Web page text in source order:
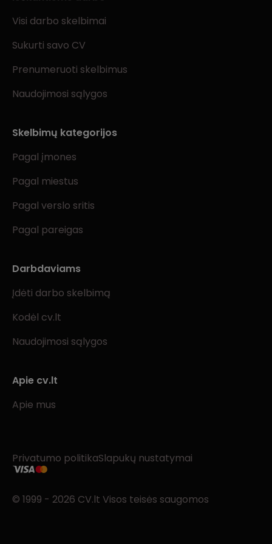
Visi darbo skelbimai
Sukurti savo CV
Prenumeruoti skelbimus
Naudojimosi sąlygos
Skelbimų kategorijos
Pagal įmones
Pagal miestus
Pagal verslo sritis
Pagal pareigas
Darbdaviams
Įdėti darbo skelbimą
Kodėl cv.lt
Naudojimosi sąlygos
Apie cv.lt
Apie mus
Privatumo politikaSlapukų nustatymai
© 1999 - 2026 CV.lt Visos teisės saugomos